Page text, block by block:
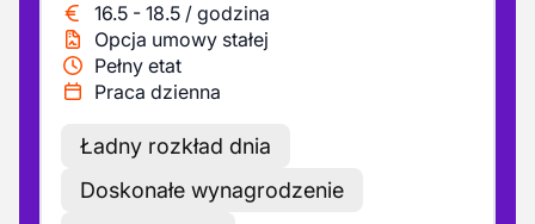
16.5 - 18.5 / godzina
Opcja umowy stałej
Pełny etat
Praca dzienna
Ładny rozkład dnia
Doskonałe wynagrodzenie